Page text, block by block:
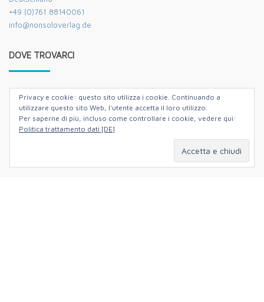
+49 (0)761 88140061
info@nonsoloverlag.de
DOVE TROVARCI
Privacy e cookie: questo sito utilizza i cookie. Continuando a
utilizzare questo sito Web, l'utente accetta il loro utilizzo.
Per saperne di più, incluso come controllare i cookie, vedere qui:
Politica trattamento dati [DE]